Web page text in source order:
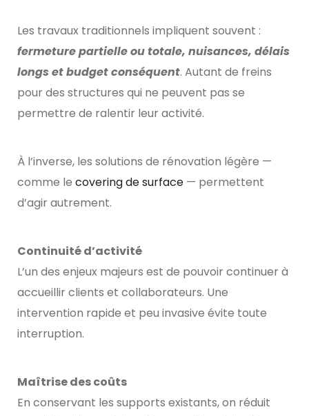
Les travaux traditionnels impliquent souvent :
fermeture partielle ou totale, nuisances, délais
longs et budget conséquent. Autant de freins
pour des structures qui ne peuvent pas se
permettre de ralentir leur activité.
À l’inverse, les solutions de rénovation légère —
comme le covering de surface — permettent
d’agir autrement.
Continuité d’activité
L’un des enjeux majeurs est de pouvoir continuer à
accueillir clients et collaborateurs. Une
intervention rapide et peu invasive évite toute
interruption.
Maîtrise des coûts
En conservant les supports existants, on réduit